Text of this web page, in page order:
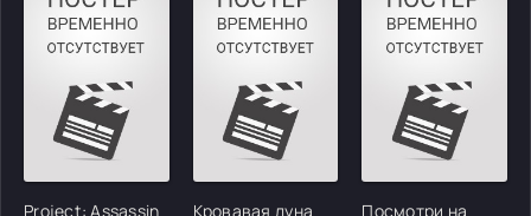
Project: Assassin Кровавая луна Посмотри на